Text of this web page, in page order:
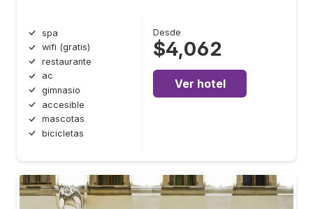
spa
wifi (gratis)
restaurante
ac
gimnasio
accesible
mascotas
bicicletas
Desde
$4,062
Ver hotel